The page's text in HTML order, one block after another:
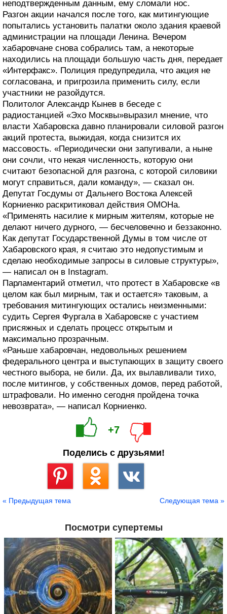
неподтвержденным данным, ему сломали нос.
Разгон акции начался после того, как митингующие
попытались установить палатки около здания краевой
администрации на площади Ленина. Вечером
хабаровчане снова собрались там, а некоторые
находились на площади большую часть дня, передает
«Интерфакс». Полиция предупредила, что акция не
согласована, и пригрозила применить силу, если
участники не разойдутся.
Политолог Александр Кынев в беседе с
радиостанцией «Эхо Москвы»выразил мнение, что
власти Хабаровска давно планировали силовой разгон
акций протеста, выжидая, когда снизится их
массовость. «Периодически они запугивали, а ныне
они сочли, что некая численность, которую они
считают безопасной для разгона, с которой силовики
могут справиться, дали команду», — сказал он.
Депутат Госдумы от Дальнего Востока Алексей
Корниенко раскритиковал действия ОМОНа.
«Применять насилие к мирным жителям, которые не
делают ничего дурного, — бесчеловечно и беззаконно.
Как депутат Государственной Думы в том числе от
Хабаровского края, я считаю это недопустимым и
сделаю необходимые запросы в силовые структуры»,
— написал он в Instagram.
Парламентарий отметил, что протест в Хабаровске «в
целом как был мирным, так и остается» таковым, а
требования митингующих остались неизменными:
судить Сергея Фургала в Хабаровске с участием
присяжных и сделать процесс открытым и
максимально прозрачным.
«Раньше хабаровчан, недовольных решением
федерального центра и выступающих в защиту своего
честного выбора, не били. Да, их вылавливали тихо,
после митингов, у собственных домов, перед работой,
штрафовали. Но именно сегодня пройдена точка
невозврата», — написал Корниенко.
+7
Поделись с друзьями!
« Предыдущая тема Следующая тема »
Посмотри супертемы